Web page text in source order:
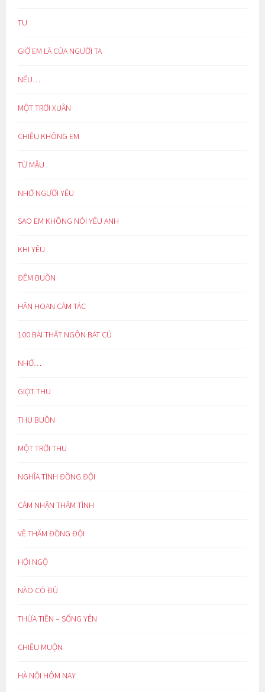
TU
GIỜ EM LÀ CỦA NGƯỜI TA
NẾU…
MỘT TRỜI XUÂN
CHIỀU KHÔNG EM
TỪ MẪU
NHỚ NGƯỜI YÊU
SAO EM KHÔNG NÓI YÊU ANH
KHI YÊU
ĐÊM BUỒN
HÂN HOAN CẢM TÁC
100 BÀI THẤT NGÔN BÁT CÚ
NHỚ…
GIỌT THU
THU BUỒN
MỘT TRỜI THU
NGHĨA TÌNH ĐỒNG ĐỘI
CẢM NHẬN THÂM TÌNH
VỀ THĂM ĐỒNG ĐỘI
HỘI NGỘ
NÀO CÓ ĐỦ
THỪA TIỀN – SỐNG YÊN
CHIỀU MUỘN
HÀ NỘI HÔM NAY